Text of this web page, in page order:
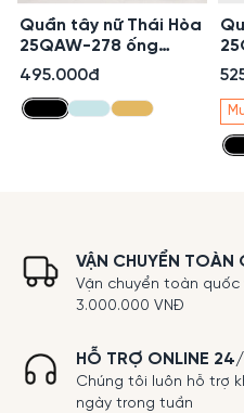
Quần tây nữ Thái Hòa
25QAW-278 ống
đứng chất liệu Rayon
trên rốn 1 cúc lệch
495.000đ
vỏ
VẬN CHUYỂN TOÀN
Vận chuyển toàn
3.000.000 VNĐ
HỖ TRỢ ONLINE
Chúng tôi luôn hỗ trợ
ngày trong tuần